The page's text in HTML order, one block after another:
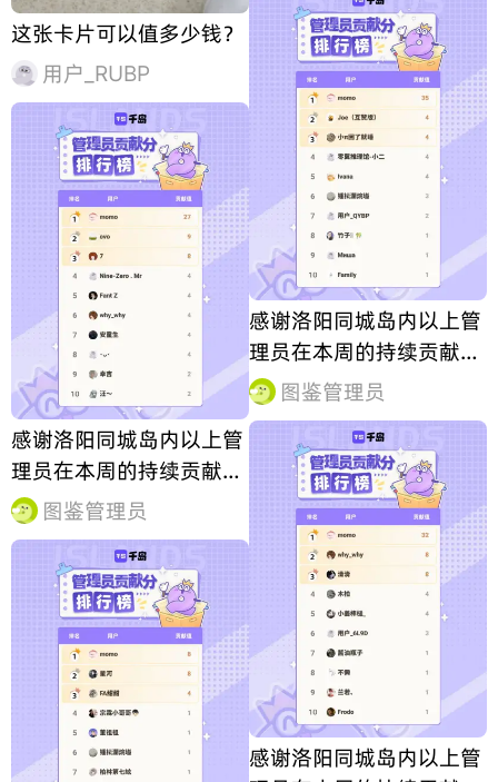
这张卡片可以值多少钱？
用户_RUBP
感谢洛阳同城岛内以上管
理员在本周的持续贡献，
合抱之木，生于毫末！图
鉴因你更完善！
图鉴管理员
感谢洛阳同城岛内以上管
理员在本周的持续贡献，
合抱之木，生于毫末！图
鉴因你更完善！
图鉴管理员
感谢洛阳同城岛内以上管